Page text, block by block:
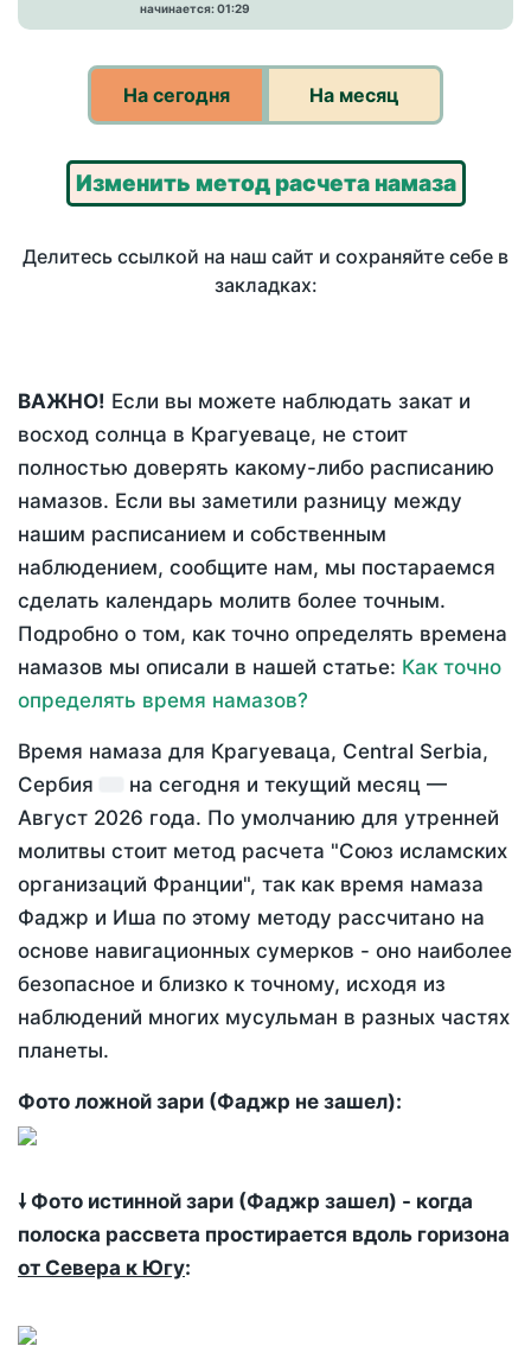
начинается: 01:29
На сегодня На месяц
Изменить метод расчета намаза
Делитесь ссылкой на наш сайт и сохраняйте себе в
закладках:
ВАЖНО! Если вы можете наблюдать закат и
восход солнца в Крагуеваце, не стоит
полностью доверять какому-либо расписанию
намазов. Если вы заметили разницу между
нашим расписанием и собственным
наблюдением, сообщите нам, мы постараемся
сделать календарь молитв более точным.
Подробно о том, как точно определять времена
намазов мы описали в нашей статье: Как точно
определять время намазов?
Время намаза для Крагуеваца, Central Serbia,
Сербия
на сегодня и текущий месяц —
Август 2026 года. По умолчанию для утренней
молитвы стоит метод расчета "Союз исламских
организаций Франции", так как время намаза
Фаджр и Иша по этому методу рассчитано на
основе навигационных сумерков - оно наиболее
безопасное и близко к точному, исходя из
наблюдений многих мусульман в разных частях
планеты.
Фото ложной зари (Фаджр не зашел):
🠗 Фото истинной зари (Фаджр зашел) - когда
полоска рассвета простирается вдоль горизона
от Севера к Югу: